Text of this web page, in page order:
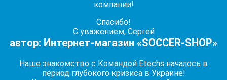
компании!
Спасибо!
С уважением, Сергей
автор: Интернет-магазин «SOCCER-SHOP»
Наше знакомство с Командой Etechs началось в
период глубокого кризиса в Украине!